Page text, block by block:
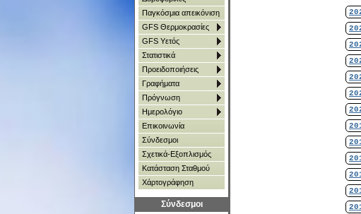
Παγκόσμια απεικόνιση
GFS Θερμοκρασίες
GFS Υετός
Στατιστικά
Προειδοποιήσεις
Γραφήματα
Πρόγνωση
Ημερολόγιο
Επικοινωνία
Σύνδεσμοι
Σχετικά-Εξοπλισμός
Κατάσταση Σταθμού
Χάρτoγράφηση
Σύνδεσμοι